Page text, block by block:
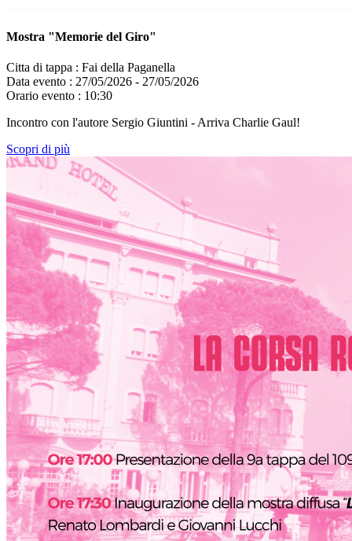
Mostra "Memorie del Giro"
Citta di tappa : Fai della Paganella
Data evento : 27/05/2026 - 27/05/2026
Orario evento : 10:30
Incontro con l'autore Sergio Giuntini - Arriva Charlie Gaul!
Scopri di più